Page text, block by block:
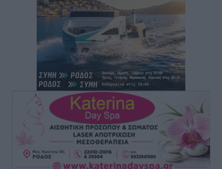
Γ’ Εθνική Κατηγορία: Οι ημερομηνίες των
αγωνιστικών της κανονικής περιόδου
πριν 14 ώρες
Συνελήφθησαν δύο άτομα στην Κάρπαθο για άγρα
Τοπικές Ειδήσεις• πριν 14 ώρες
Χωρίς υποχρεωτική παρουσία μικρών στη 12άδα
Αθλητικά πριν 14 ώρες
Ο Πελεκάνος, οι ανεμογεννήτριες και μια κοινότητα
που κανείς δεν ρώτησε